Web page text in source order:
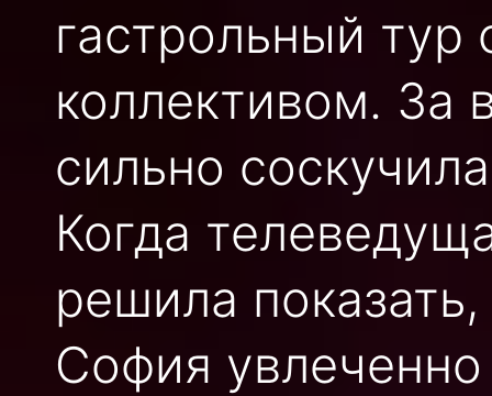
гастрольный
коллективом. За
сильно
Когда
решила
София увлеченно